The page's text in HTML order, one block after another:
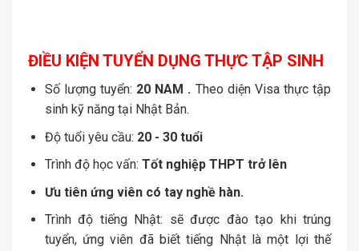
ĐIỀU KIỆN TUYỂN DỤNG THỰC TẬP SINH
Số lượng tuyển: 20 NAM . Theo diện Visa thực tập
sinh kỹ năng tại Nhật Bản.
Độ tuổi yêu cầu: 20 - 30 tuổi
Trình độ học vấn: Tốt nghiệp THPT trở lên
Ưu tiên ứng viên có tay nghề hàn.
Trình độ tiếng Nhật: sẽ được đào tạo khi trúng
tuyển, ứng viên đã biết tiếng Nhật là một lợi thế